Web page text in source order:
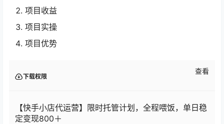
项目收益
项目实操
项目优势
下载权限
查看
【快手小店代运营】限时托管计划，全程喂饭，单日稳
定变现800＋